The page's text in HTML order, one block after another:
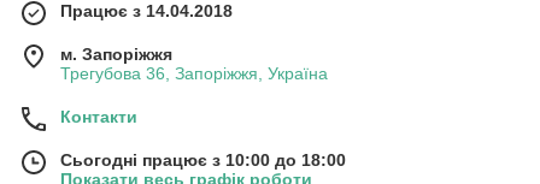
Працює з 14.04.2018
м. Запоріжжя
Трегубова 36, Запоріжжя, Україна
Контакти
Сьогодні працює з 10:00 до 18:00
Показати весь графік роботи